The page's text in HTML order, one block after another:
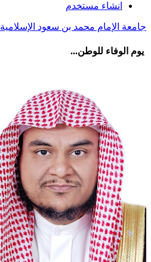
انشاء مستخدم
جامعة الإمام محمد بن سعود الإسلامية
يوم الوفاء للوطن...